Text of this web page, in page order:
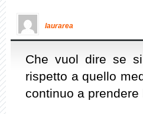
laurarea
Che vuol dire se
rispetto a quello
continuo a prendere